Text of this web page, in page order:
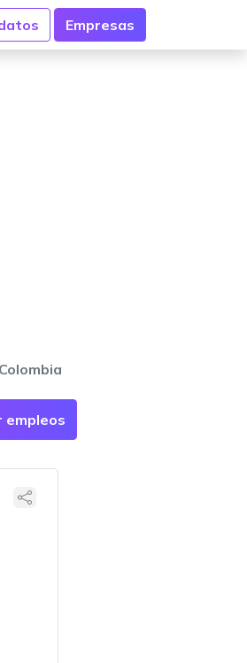
Empresas